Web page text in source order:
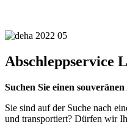
Abschleppservice
Suchen Sie einen
Sie sind auf der Suche nach
und transportiert? Dürfen wir